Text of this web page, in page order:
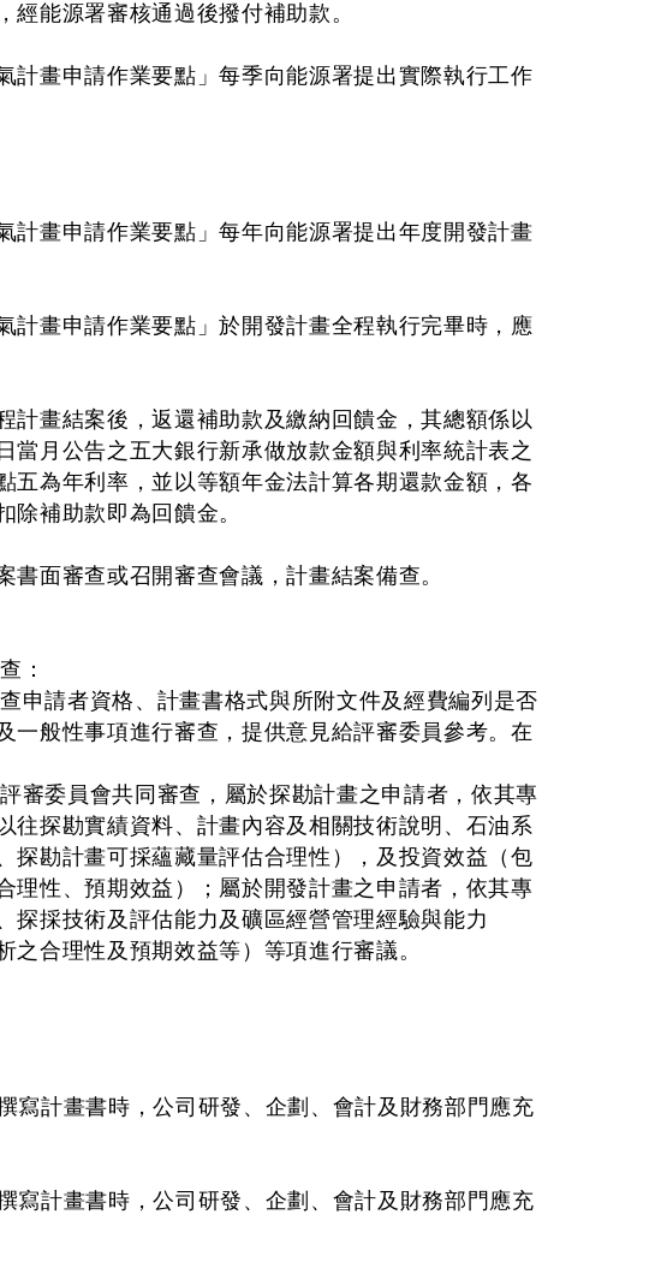
能源署審核通過後撥付補助款。
計畫申請作業要點」每季向能源署提出實際執行工作
計畫申請作業要點」每年向能源署提出年度開發計畫
計畫申請作業要點」於開發計畫全程執行完畢時，應
計畫結案後，返還補助款及繳納回饋金，其總額係以
月公告之五大銀行新承做放款金額與利率統計表之
五為年利率，並以等額年金法計算各期還款金額，各
補助款即為回饋金。
面審查或召開審查會議，計畫結案備查。
：
申請者資格、計畫書格式與所附文件及經費編列是否
一般性事項進行審查，提供意見給評審委員參考。在
審委員會共同審查，屬於探勘計畫之申請者，依其專
往探勘實績資料、計畫內容及相關技術說明、石油系
探勘計畫可採蘊藏量評估合理性），及投資效益（包
理性、預期效益）；屬於開發計畫之申請者，依其專
探採技術及評估能力及礦區經營管理經驗與能力
合理性及預期效益等）等項進行審議。
寫計畫書時，公司研發、企劃、會計及財務部門應充
寫計畫書時，公司研發、企劃、會計及財務部門應充